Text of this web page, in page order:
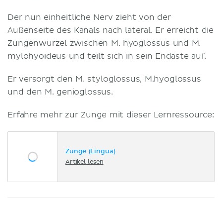
Der nun einheitliche Nerv zieht von der
Außenseite des Kanals nach lateral. Er erreicht die
Zungenwurzel zwischen M. hyoglossus und M.
mylohyoideus und teilt sich in sein Endäste auf.
Er versorgt den M. styloglossus, M.hyoglossus
und den M. genioglossus.
Erfahre mehr zur Zunge mit dieser Lernressource:
Zunge (Lingua)
Artikel lesen